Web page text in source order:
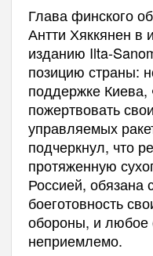
Глава финского
Антти Хяккянен в
изданию Ilta-
позицию страны:
поддержке
пожертвовать
управляемых
подчеркнул, что
протяженную
Россией, обязана
боеготовность
обороны, и любое
неприемлемо.